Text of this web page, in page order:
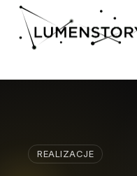
Przejdź
REALIZACJE